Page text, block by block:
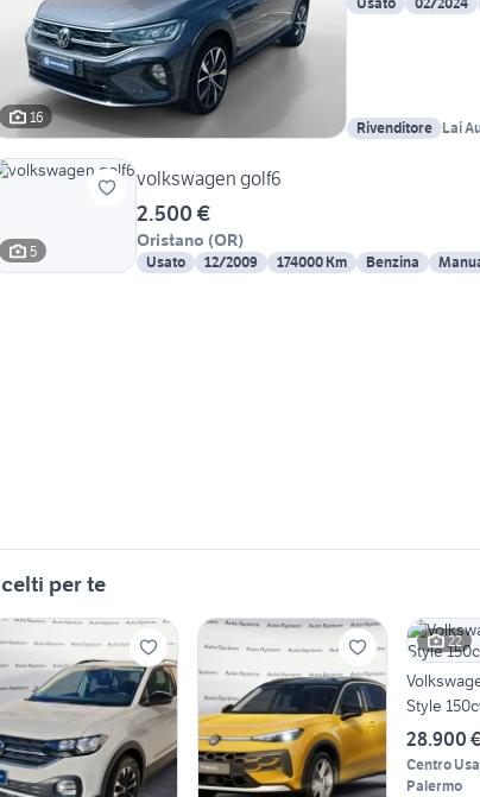
16
Rivenditore Lai
5
volkswagen golf6
2.500 €
Oristano (OR)
Usato 12/2009 174000 Km Benzina
per te
22
Style
28.900
Centro
Palermo